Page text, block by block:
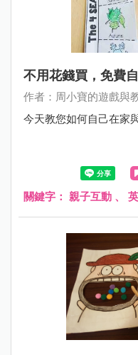
不用花錢買，免費
作者：周小寶的遊戲與
今天教您如何自己在家
關鍵字： 親子互動 、